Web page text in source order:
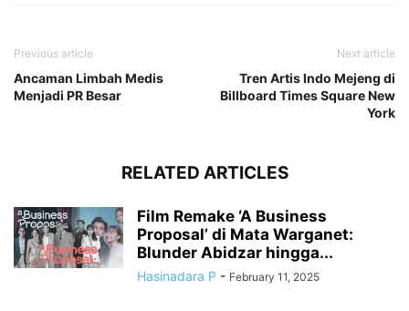
Previous article
Ancaman Limbah Medis
Menjadi PR Besar
Next article
Tren Artis Indo Mejeng di
Billboard Times Square New
York
RELATED ARTICLES
Film Remake ‘A Business
Proposal’ di Mata Warganet:
Blunder Abidzar hingga...
Hasinadara P - February 11, 2025